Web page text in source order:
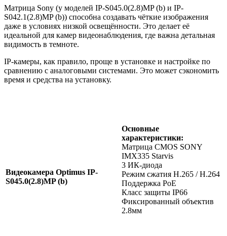
Матрица Sony (у моделей IP-S045.0(2.8)MP (b) и IP-
S042.1(2.8)MP (b)) способна создавать чёткие изображения
даже в условиях низкой освещённости. Это делает её
идеальной для камер видеонаблюдения, где важна детальная
видимость в темноте.
IP-камеры, как правило, проще в установке и настройке по
сравнению с аналоговыми системами. Это может сэкономить
время и средства на установку.
Видеокамера Optimus IP-
S045.0(2.8)MP (b)
Основные
характеристики:
Матрица CMOS SONY
IMX335 Starvis
3 ИК-диода
Режим сжатия H.265 / H.264
Поддержка PoE
Класс защиты IР66
Фиксированный объектив
2.8мм